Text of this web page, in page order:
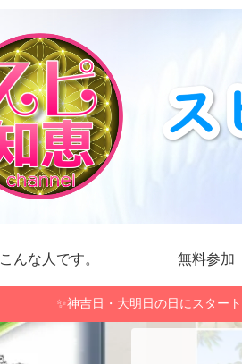
こんな人です。 無料参加
✨神吉日・大明日の日にスター